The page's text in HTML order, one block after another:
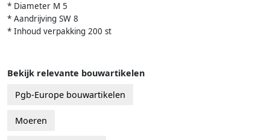
* Diameter M 5
* Aandrijving SW 8
* Inhoud verpakking 200 st
Bekijk relevante bouwartikelen
Pgb-Europe bouwartikelen
Moeren